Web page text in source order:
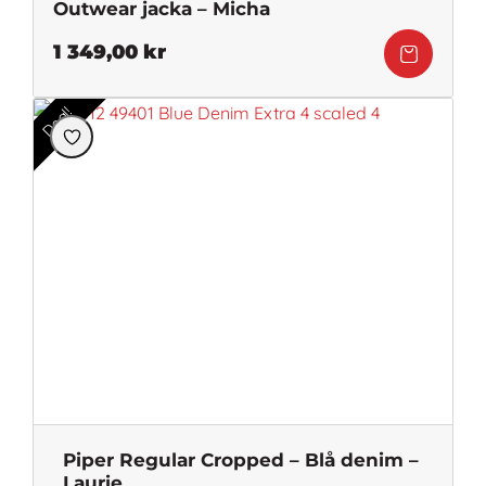
Outwear jacka – Micha
1 349,00 kr
Piper Regular Cropped – Blå denim –
Deal!